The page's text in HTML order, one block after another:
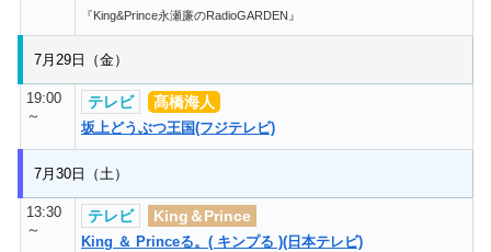
『King&Prince永瀬廉のRadioGARDEN』
7月29日（金）
19:00
～
テレビ 髙橋海人
坂上どうぶつ王国(フジテレビ)
7月30日（土）
13:30
～
テレビ King＆Prince
King ＆ Princeる。( キンプる )(日本テレビ)